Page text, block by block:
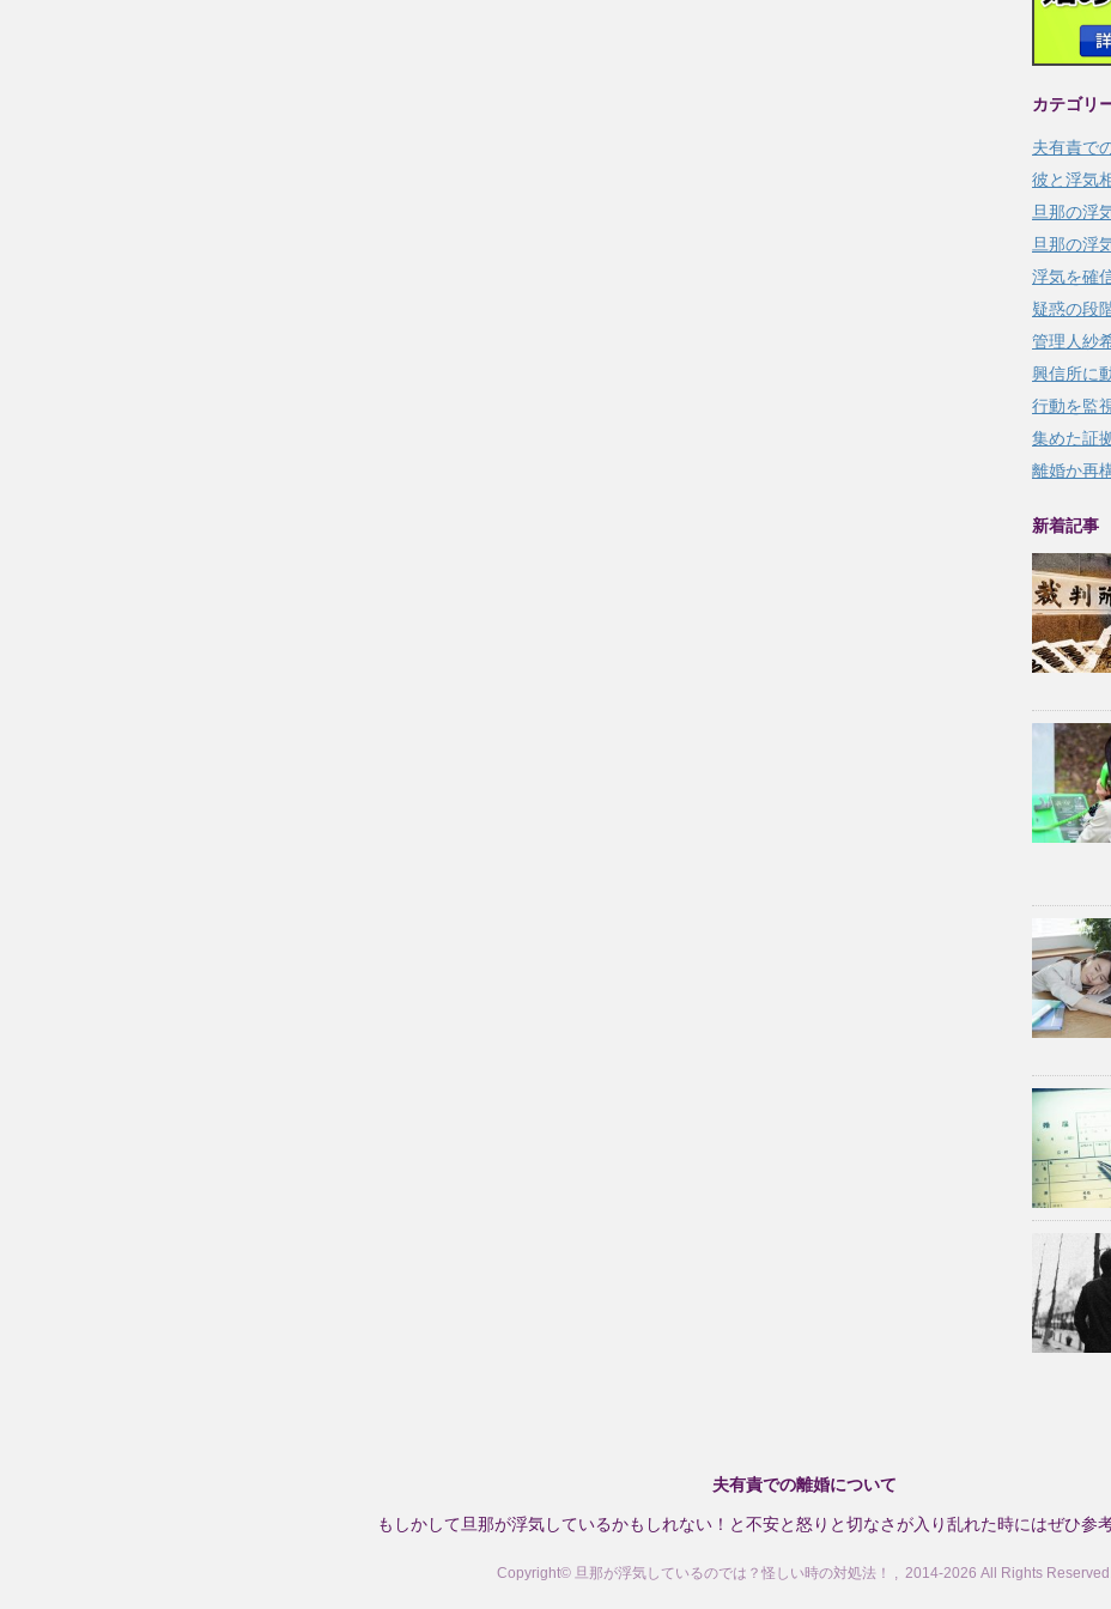
カテゴリ
夫有責で
彼と浮気
旦那の浮
旦那の浮
浮気を確
疑惑の段
管理人紗
興信所に
行動を監
集めた証
離婚か再
新着記事
夫有責での離婚について
もしかして旦那が浮気しているかもしれない！と不安と怒りと切なさが入り乱れた時にはぜひ参
Copyright© 旦那が浮気しているのでは？怪しい時の対処法！ , 2014-2026 All Rights